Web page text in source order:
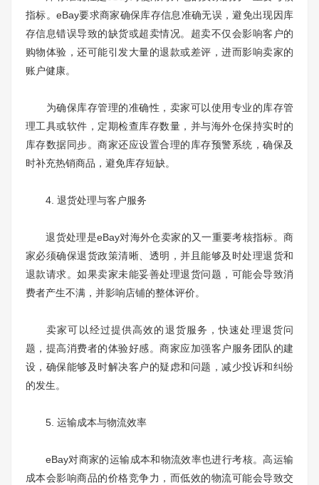
指标。eBay要求商家确保库存信息准确无误，避免出现因库
存信息错误导致的缺货或超卖情况。超卖不仅会影响客户的
购物体验，还可能引发大量的退款或差评，进而影响卖家的
账户健康。
为确保库存管理的准确性，卖家可以使用专业的库存管
理工具或软件，定期检查库存数量，并与海外仓保持实时的
库存数据同步。商家还应设置合理的库存预警系统，确保及
时补充热销商品，避免库存短缺。
4. 退货处理与客户服务
退货处理是eBay对海外仓卖家的又一重要考核指标。商
家必须确保退货政策清晰、透明，并且能够及时处理退货和
退款请求。如果卖家未能妥善处理退货问题，可能会导致消
费者产生不满，并影响店铺的整体评价。
卖家可以经过提供高效的退货服务，快速处理退货问
题，提高消费者的体验好感。商家应加强客户服务团队的建
设，确保能够及时解决客户的疑虑和问题，减少投诉和纠纷
的发生。
5. 运输成本与物流效率
eBay对商家的运输成本和物流效率也进行考核。高运输
成本会影响商品的价格竞争力，而低效的物流可能会导致交